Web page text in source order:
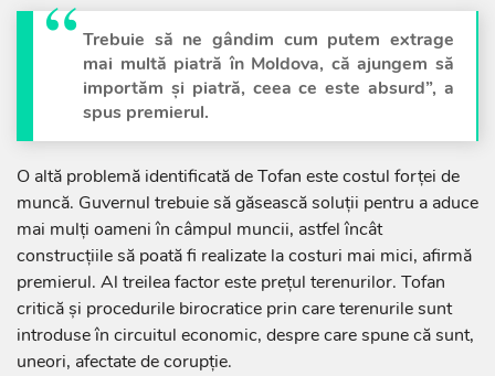
Trebuie să ne gândim cum putem extrage
mai multă piatră în Moldova, că ajungem să
importăm și piatră, ceea ce este absurd”, a
spus premierul.
O altă problemă identificată de Tofan este costul forței de
muncă. Guvernul trebuie să găsească soluții pentru a aduce
mai mulți oameni în câmpul muncii, astfel încât
construcțiile să poată fi realizate la costuri mai mici, afirmă
premierul. Al treilea factor este prețul terenurilor. Tofan
critică și procedurile birocratice prin care terenurile sunt
introduse în circuitul economic, despre care spune că sunt,
uneori, afectate de corupție.